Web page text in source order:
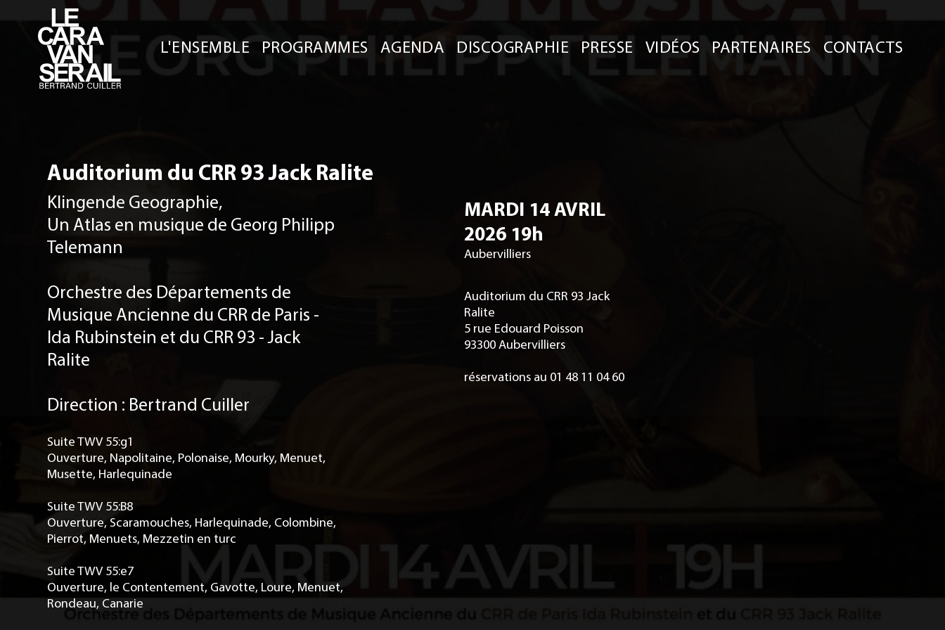
L'ENSEMBLE PROGRAMMES AGENDA DISCOGRAPHIE PRESSE VIDÉOS PARTENAIRES CONTACTS
Auditorium du CRR 93 Jack Ralite
Klingende Geographie,
Un Atlas en musique de Georg Philipp
Telemann
Orchestre des Départements de
Musique Ancienne du CRR de Paris -
Ida Rubinstein et du CRR 93 - Jack
Ralite
Direction : Bertrand Cuiller
Suite TWV 55:g1
Ouverture, Napolitaine, Polonaise, Mourky, Menuet,
Musette, Harlequinade
Suite TWV 55:B8
Ouverture, Scaramouches, Harlequinade, Colombine,
Pierrot, Menuets, Mezzetin en turc
Suite TWV 55:e7
Ouverture, le Contentement, Gavotte, Loure, Menuet,
Rondeau, Canarie
MARDI 14 AVRIL
2026 19h
Aubervilliers
Auditorium du CRR 93 Jack
Ralite
5 rue Edouard Poisson
93300 Aubervilliers
réservations au 01 48 11 04 60